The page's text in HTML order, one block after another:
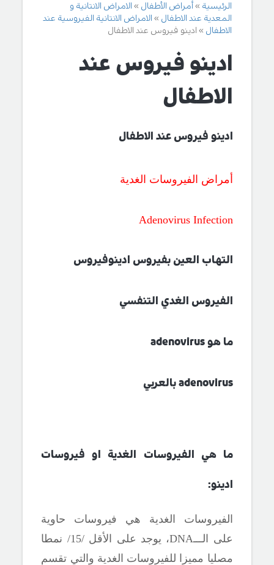
الرئيسية أمراض الأطفال
الامراض الانتانية و
المعدية عند الاطفال
الامراض الانتانية الفيروسية عند
الاطفال
ادينو فيروس عند الاطفال
ادينو فيروس عند
الاطفال
ادينو فيروس عند الاطفال
أمراض الفيروسات الغدية
Adenovirus Infection
التهاب العين بفيروس ادينوفيروس
الفيروس الغدي التنفسي
ما هو adenovirus
adenovirus بالعربي
ما هي الفيروسات الغدية او فيروسات
ادينو:
الفيروسات الغدية هي فيروسات حاوية
على الـــDNA
، يوجد على الأقل /15/ نمطا
مصليا مميزا للفيروسات الغدية والتي تقسم